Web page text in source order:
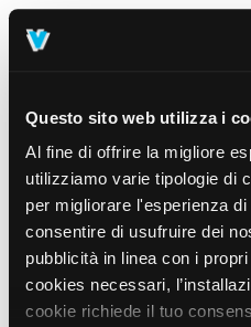
Questo sito web utilizza i
Al fine di offrire la migliore
utilizziamo varie tipologie di
per migliorare l'esperienza
consentire di usufruire dei
pubblicità in linea con i
cookies necessari,
cookie richiede il tuo